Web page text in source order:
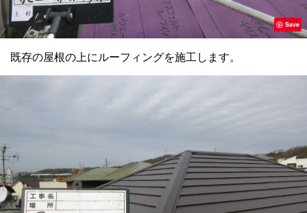
Save
既存の屋根の上にルーフィングを施工します。